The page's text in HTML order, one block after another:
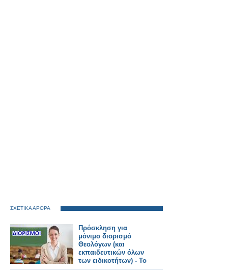
ΣΧΕΤΙΚΑ ΑΡΘΡΑ
Πρόσκληση για
μόνιμο διορισμό
Θεολόγων (και
εκπαιδευτικών όλων
των ειδικοτήτων) - Το
ΦΕΚ